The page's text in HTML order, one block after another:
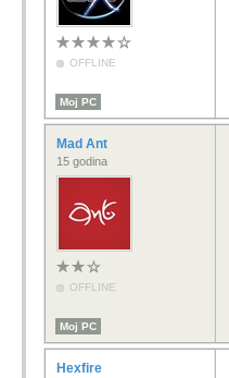
OFFLINE
Moj PC
Mad Ant
15 godina
OFFLINE
Moj PC
Hexfire